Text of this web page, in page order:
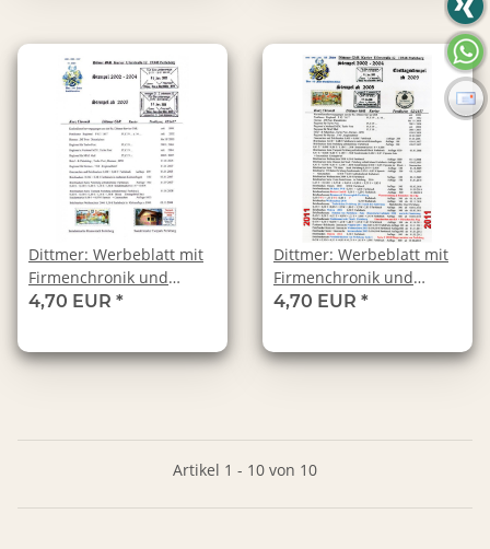
Dittmer: Werbeblatt mit
Firmenchronik und
mehreren
4,70 EUR *
Dittmer: Werbeblatt mit
Firmenchronik und
mehreren
4,70 EUR *
Artikel 1 - 10 von 10